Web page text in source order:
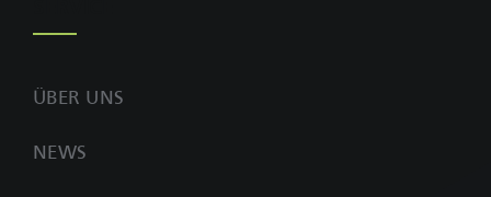
ÜBER UNS
NEWS